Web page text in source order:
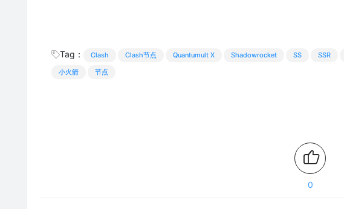
Tag： Clash Clash节点 Quantumult X Shadowrocket SS SSR
小火箭
节点
0